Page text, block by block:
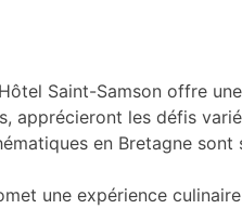
Saint-Samson offre
apprécieront les défis
en Bretagne
une expérience